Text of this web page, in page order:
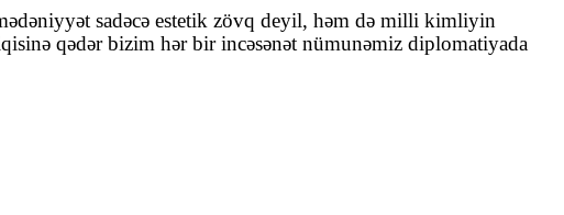
sadəcə estetik zövq deyil, həm də milli kimliyin
qədər bizim hər bir incəsənət nümunəmiz diplomatiyada